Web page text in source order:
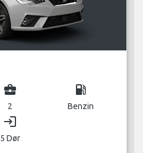
business_center
2
local_gas_station
Benzin
login
5 Dør